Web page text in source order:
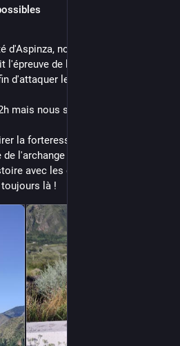
nous avons grimpé à
l'épreuve de la journée, on s'est
d'attaquer les 5km de cote à plus
mais nous sommes arrivés en
la forteresse mégalithique en
l'archange de Saro. Nous avons
avec les enfants grâce au
là !